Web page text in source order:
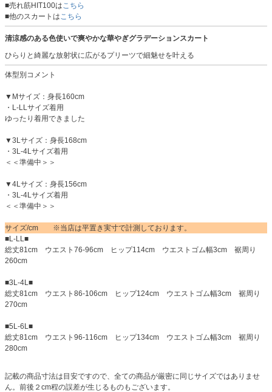
■売れ筋HIT100はこちら
■他のスカートはこちら
清涼感のある色使いで爽やかな華やぎグラデーションスカート
ひらりと綺麗な放射状に広がるプリーツで細魅せを叶える
体型別コメント
▼Mサイズ：身長160cm
・L-LLサイズ着用
ゆったり着用できました
▼3Lサイズ：身長168cm
・3L-4Lサイズ着用
＜＜準備中＞＞
▼4Lサイズ：身長156cm
・3L-4Lサイズ着用
＜＜準備中＞＞
サイズ/cm ※当店は平置き実寸で計測しております。
■L-LL■
総丈81cm ウエスト76-96cm ヒップ114cm ウエストゴム幅3cm 裾周り
260cm
■3L-4L■
総丈81cm ウエスト86-106cm ヒップ124cm ウエストゴム幅3cm 裾周り
270cm
■5L-6L■
総丈81cm ウエスト96-116cm ヒップ134cm ウエストゴム幅3cm 裾周り
280cm
記載の商品寸法は目安ですので、全ての商品が厳密に同じサイズではありませ
ん。前後２cm程の誤差が生じるものもございます。